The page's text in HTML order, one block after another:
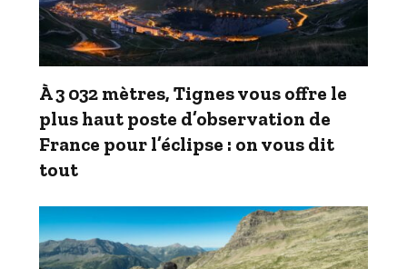
À 3 032 mètres, Tignes vous offre le
plus haut poste d’observation de
France pour l’éclipse : on vous dit
tout